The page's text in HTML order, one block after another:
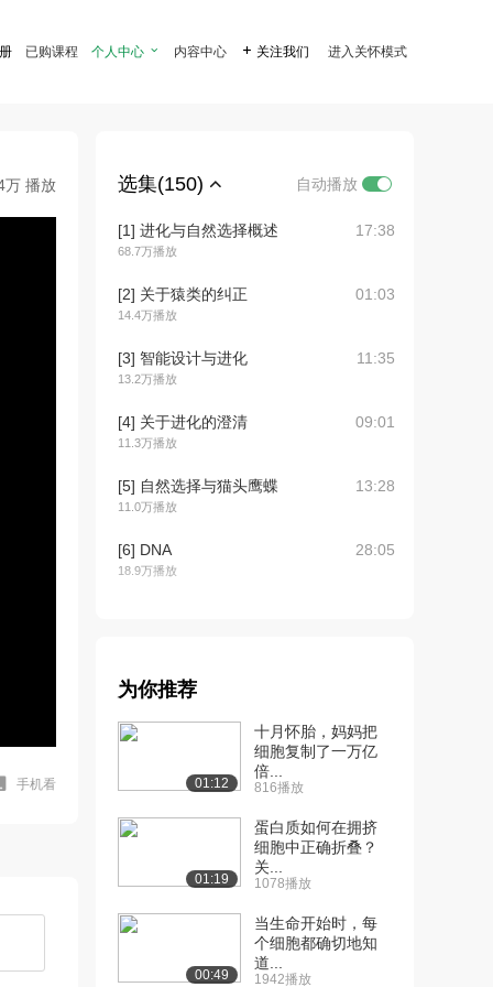
已购课程 个人中心  内容中心  关注我们 进入关怀模式
万 播放
手机看
选集(150) 自动播放
[1] 进化与自然选择概述
68.7万播放
17:38
[2] 关于猿类的纠正
14.4万播放
01:03
[3] 智能设计与进化
13.2万播放
11:35
[4] 关于进化的澄清
11.3万播放
09:01
[5] 自然选择与猫头鹰蝶
11.0万播放
13:28
[6] DNA
18.9万播放
28:05
[8] 染色体,染色单体,染色
质等
12.0万播放
[9] 有丝分裂,减数分裂和有
性繁殖
[10] 有丝分裂的过程 待播放
[11] 减数分裂 27:23
[12] 胚胎干细胞
为你推荐
01:12
十月怀胎，妈妈把
细胞复制了一万亿
倍...
816播放
01:19
蛋白质如何在拥挤
细胞中正确折叠？
关...
1078播放
00:49
当生命开始时，每
个细胞都确切地知
道...
1942播放